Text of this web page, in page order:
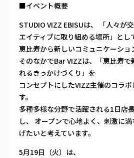
■イベント概要
STUDIO VIZZ EBISUは、 「⼈々が
エイティブに取り組める場所」とし
恵⽐寿から新しいコミュニケーショ
そのなかでBar VIZZは、「恵⽐寿
れるきっかけづくり」を
コンセプトにしたVIZZ主催のコラ
す。
多種多様な分野で活躍される1⽇店
し、 オープンで⼼地よく、刺激に
げたいと考えています。
5月19日（火）は、